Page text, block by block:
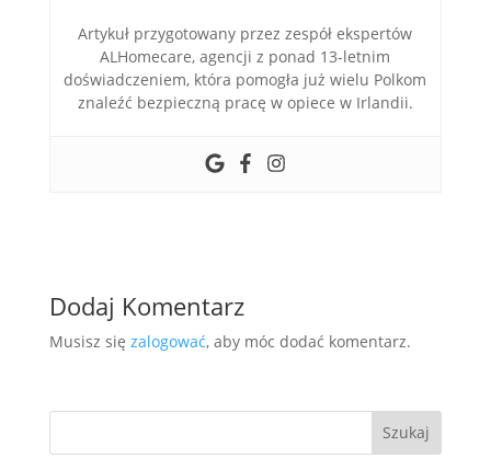
Artykuł przygotowany przez zespół ekspertów
ALHomecare, agencji z ponad 13-letnim
doświadczeniem, która pomogła już wielu Polkom
znaleźć bezpieczną pracę w opiece w Irlandii.
Dodaj Komentarz
Musisz się zalogować, aby móc dodać komentarz.